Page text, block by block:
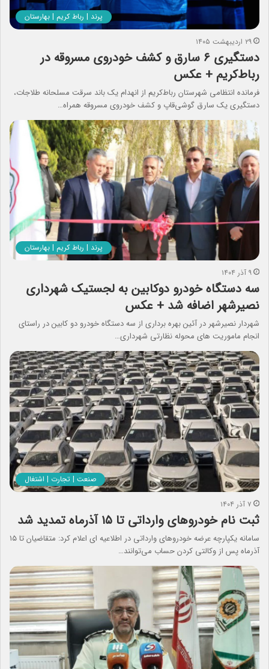
پرند | رباط کریم | بهارستان
۲۹ اردیبهشت ۱۴۰۵
دستگیری ۶ سارق و کشف خودروی مسروقه در
رباط‌کریم + عکس
فرمانده انتظامی شهرستان رباط‌کریم از انهدام یک باند سرقت مسلحانه طلاجات،
دستگیری یک سارق گوشی‌قاپ و کشف خودروی مسروقه همراه…
پرند | رباط کریم | بهارستان
۹ آذر ۱۴۰۴
سه دستگاه خودرو دوکابین به لجستیک شهرداری
نصیرشهر اضافه شد + عکس
شهردار نصیرشهر در آئین بهره برداری از سه دستگاه خودرو دو کابین در راستای
انجام ماموریت های محوله نظارتی شهرداری…
صنعت | تجارت | اشتغال
۷ آذر ۱۴۰۴
ثبت نام خودروهای وارداتی تا ۱۵ آذرماه تمدید شد
سامانه یکپارچه عرضه خودروهای وارداتی در اطلاعیه ای اعلام کرد: متقاضیان تا ۱۵
آذرماه پس از وکالتی کردن حساب می‌توانند…